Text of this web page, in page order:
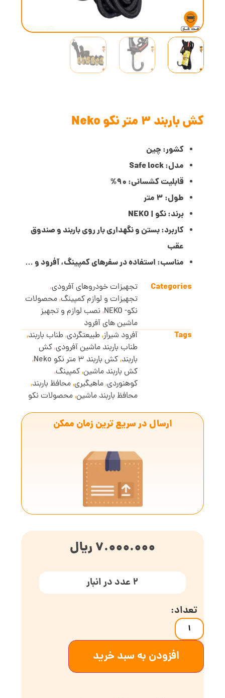
کش باربند 3 متر نکو Neko
کشور: چین
مدل: Safe lock
قابلیت کشسانی: 90%
طول: 3 متر
برند: نکو | NEKO
کاربرد: بستن و نگهداری بار روی باربند و صندوق
عقب
مناسب: استفاده در سفرهای کمپینگ، آفرود و …
Categories
تجهیزات خودروهای آفرودی,
تجهیزات و لوازم کمپینگ,محصولات
نکو- NEKO
, نصب لوازم و تجهیز
ماشین های آفرود
Tags آفرود شیراز,طبیعتگردی,طناب باربند,
طناب باربند ماشین آفرودی,کش
باربند,کش باربند 3 متر نکو Neko
,
کش باربند ماشین,کمپینگ,
کوهنوردی,ماهیگیری,محافظ باربند,
محافظ باربند ماشین,محصولات نکو
ارسال در سریع ترین زمان ممکن
7.000.000 ریال
2 عدد در انبار
افزودن به سبد خرید